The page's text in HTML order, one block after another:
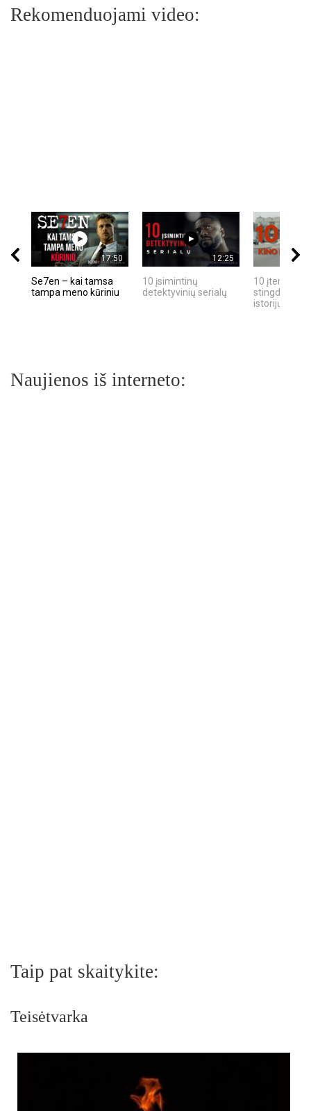
Rekomenduojami video:
17:50
Se7en – kai tamsa
tampa meno kūriniu
12:25
10 įsimintinų
detektyvinių serialų
10 įtemptų,
stingdančių
istorijų
Naujienos iš interneto:
Taip pat skaitykite:
Teisėtvarka